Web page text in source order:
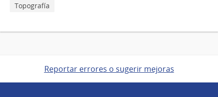
Topografía
Reportar errores o sugerir mejoras